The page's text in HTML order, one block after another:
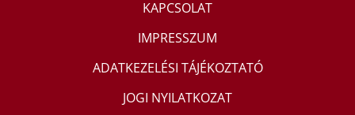
KAPCSOLAT
IMPRESSZUM
ADATKEZELÉSI TÁJÉKOZTATÓ
JOGI NYILATKOZAT